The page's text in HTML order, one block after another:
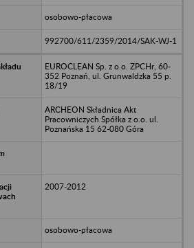
osobowo-płacowa
992700/611/2359/2014/SAK-WJ-1
EUROCLEAN Sp. z o.o. ZPCHr, 60-
352 Poznań, ul. Grunwaldzka 55 p.
18/19
ARCHEON Składnica Akt
Pracowniczych Spółka z o.o. ul.
Poznańska 15 62-080 Góra
2007-2012
osobowo-płacowa